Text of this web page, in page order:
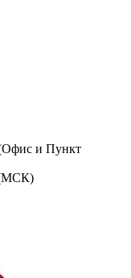
и Пункт
(МСК)